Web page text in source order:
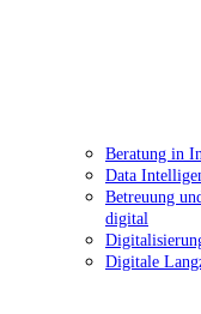
Beratung in
Data
Betreuung
digital
Digitale